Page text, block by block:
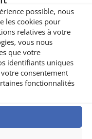
possible, nous
les cookies pour
relatives à votre
vous nous
que votre
identifiants uniques
consentement
fonctionnalités
réservés.
légales